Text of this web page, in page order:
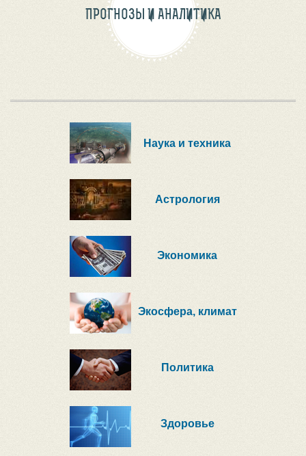
ПРОГНОЗЫ И АНАЛИТИКА
Наука и техника
Астрология
Экономика
Экосфера, климат
Политика
Здоровье